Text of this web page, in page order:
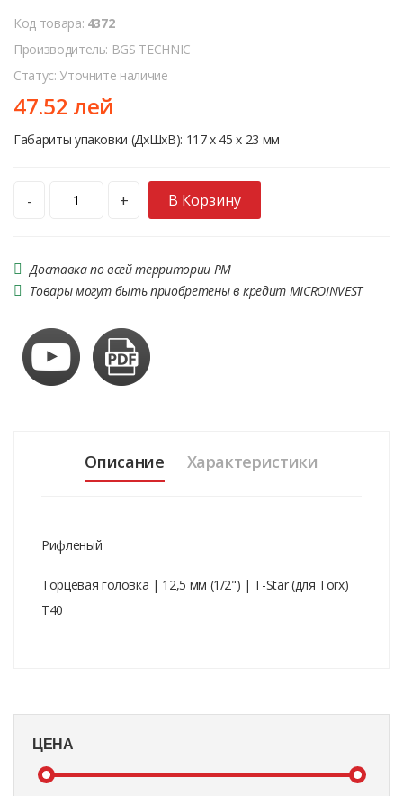
ЦЕНА
Код товара: 4372
Производитель: BGS TECHNIC
Статус: Уточните наличие
47.52 лей
Габариты упаковки (ДхШхВ): 117 x 45 x 23 мм
- + В Корзину
Доставка по всей территории РМ
Товары могут быть приобретены в кредит MICROINVEST
Описание Характеристики
Рифленый
Торцевая головка | 12,5 мм (1/2") | T-Star (для Torx)
T40